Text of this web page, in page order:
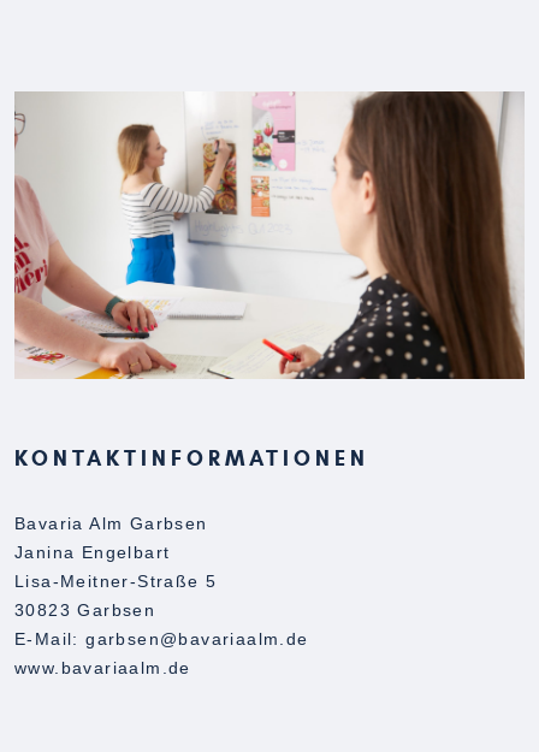
KONTAKTINFORMATIONEN
Bavaria Alm Garbsen
Janina Engelbart
Lisa-Meitner-Straße 5
30823 Garbsen
E-Mail: garbsen@bavariaalm.de
www.bavariaalm.de